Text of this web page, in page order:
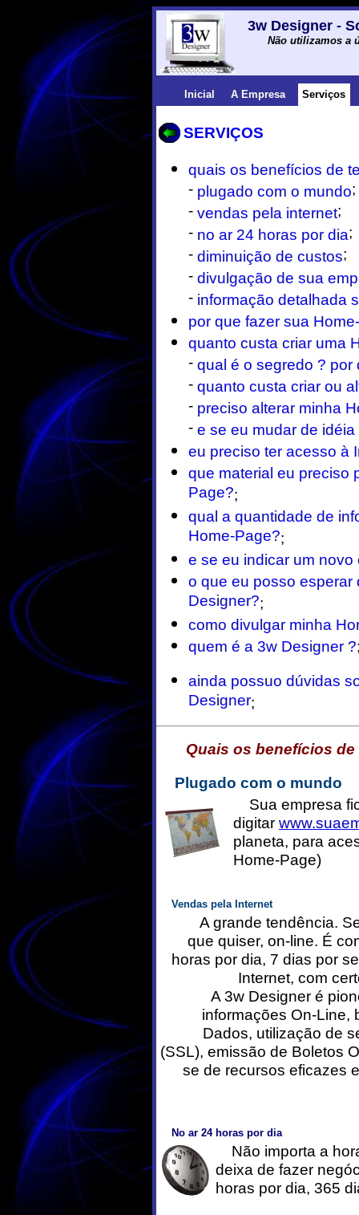
3w Designer -
Não utilizamos a
Inicial A Empresa Serviços
SERVIÇOS
quais os benefícios de
- plugado com o mundo;
- vendas pela internet;
- no ar 24 horas por dia;
- diminuição de custos;
- divulgação de sua
- informação detalhada
por que fazer sua
quanto custa criar uma
- qual é o segredo ? por
- quanto custa criar ou
- preciso alterar minha
- e se eu mudar de idéia
eu preciso ter acesso à
que material eu preciso
Page?;
qual a quantidade de
Home-Page?;
e se eu indicar um novo
o que eu posso esperar
Designer?;
como divulgar minha
quem é a 3w Designer ?
ainda possuo dúvidas
Designer;
Quais os benefícios de
Plugado com o mundo
Sua empresa
digitar
planeta, para
Home-Page)
Vendas pela Internet
A grande tendência.
que quiser, on-line. É
horas por dia, 7 dias por
Internet, com
A 3w Designer é
informações On-Line,
Dados, utilização de
(SSL), emissão de Boletos
se de recursos eficazes
No ar 24 horas por dia
Não importa a
deixa de fazer
horas por dia, 365